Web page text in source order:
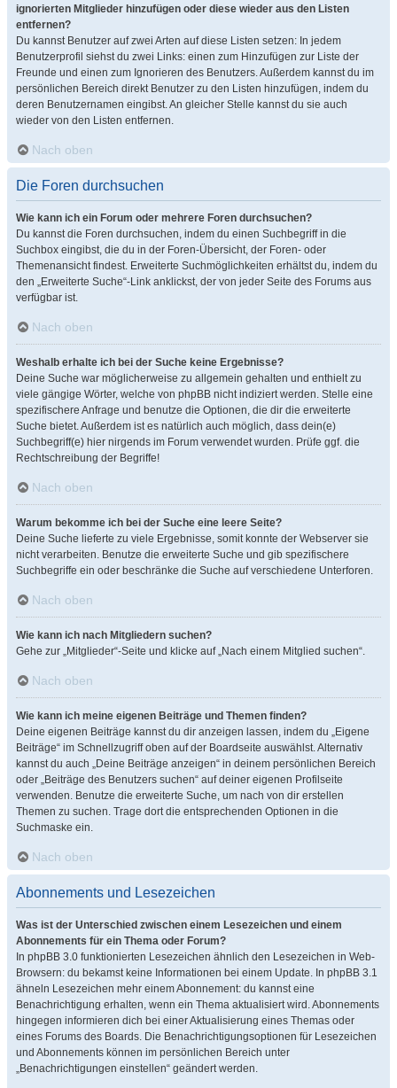
ignorierten Mitglieder hinzufügen oder diese wieder aus den Listen
entfernen?
Du kannst Benutzer auf zwei Arten auf diese Listen setzen: In jedem
Benutzerprofil siehst du zwei Links: einen zum Hinzufügen zur Liste der
Freunde und einen zum Ignorieren des Benutzers. Außerdem kannst du im
persönlichen Bereich direkt Benutzer zu den Listen hinzufügen, indem du
deren Benutzernamen eingibst. An gleicher Stelle kannst du sie auch
wieder von den Listen entfernen.
Nach oben
Die Foren durchsuchen
Wie kann ich ein Forum oder mehrere Foren durchsuchen?
Du kannst die Foren durchsuchen, indem du einen Suchbegriff in die
Suchbox eingibst, die du in der Foren-Übersicht, der Foren- oder
Themenansicht findest. Erweiterte Suchmöglichkeiten erhältst du, indem du
den „Erweiterte Suche“-Link anklickst, der von jeder Seite des Forums aus
verfügbar ist.
Nach oben
Weshalb erhalte ich bei der Suche keine Ergebnisse?
Deine Suche war möglicherweise zu allgemein gehalten und enthielt zu
viele gängige Wörter, welche von phpBB nicht indiziert werden. Stelle eine
spezifischere Anfrage und benutze die Optionen, die dir die erweiterte
Suche bietet. Außerdem ist es natürlich auch möglich, dass dein(e)
Suchbegriff(e) hier nirgends im Forum verwendet wurden. Prüfe ggf. die
Rechtschreibung der Begriffe!
Nach oben
Warum bekomme ich bei der Suche eine leere Seite?
Deine Suche lieferte zu viele Ergebnisse, somit konnte der Webserver sie
nicht verarbeiten. Benutze die erweiterte Suche und gib spezifischere
Suchbegriffe ein oder beschränke die Suche auf verschiedene Unterforen.
Nach oben
Wie kann ich nach Mitgliedern suchen?
Gehe zur „Mitglieder“-Seite und klicke auf „Nach einem Mitglied suchen“.
Nach oben
Wie kann ich meine eigenen Beiträge und Themen finden?
Deine eigenen Beiträge kannst du dir anzeigen lassen, indem du „Eigene
Beiträge“ im Schnellzugriff oben auf der Boardseite auswählst. Alternativ
kannst du auch „Deine Beiträge anzeigen“ in deinem persönlichen Bereich
oder „Beiträge des Benutzers suchen“ auf deiner eigenen Profilseite
verwenden. Benutze die erweiterte Suche, um nach von dir erstellen
Themen zu suchen. Trage dort die entsprechenden Optionen in die
Suchmaske ein.
Nach oben
Abonnements und Lesezeichen
Was ist der Unterschied zwischen einem Lesezeichen und einem
Abonnements für ein Thema oder Forum?
In phpBB 3.0 funktionierten Lesezeichen ähnlich den Lesezeichen in Web-
Browsern: du bekamst keine Informationen bei einem Update. In phpBB 3.1
ähneln Lesezeichen mehr einem Abonnement: du kannst eine
Benachrichtigung erhalten, wenn ein Thema aktualisiert wird. Abonnements
hingegen informieren dich bei einer Aktualisierung eines Themas oder
eines Forums des Boards. Die Benachrichtigungsoptionen für Lesezeichen
und Abonnements können im persönlichen Bereich unter
„Benachrichtigungen einstellen“ geändert werden.